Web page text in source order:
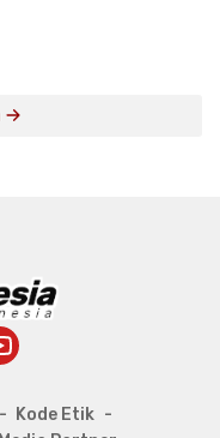
Kode Etik